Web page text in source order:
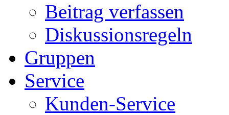
Beitrag verfassen
Diskussionsregeln
Gruppen
Service
Kunden-Service